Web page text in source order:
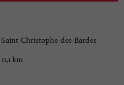
Saint-Christophe-des-Bardes
11,1 km